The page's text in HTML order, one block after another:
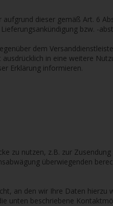
dieser gemäß Art. 6
bzw. -
dem
in eine weitere
Erklärung informieren.
zu nutzen, z.B. zur
überwiegenden
an den wir Ihre Daten hierzu
unten beschriebene